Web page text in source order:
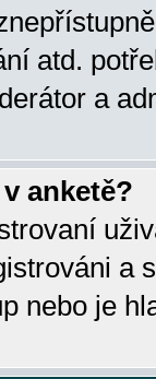
atd.
a
anketě?
a
nebo je